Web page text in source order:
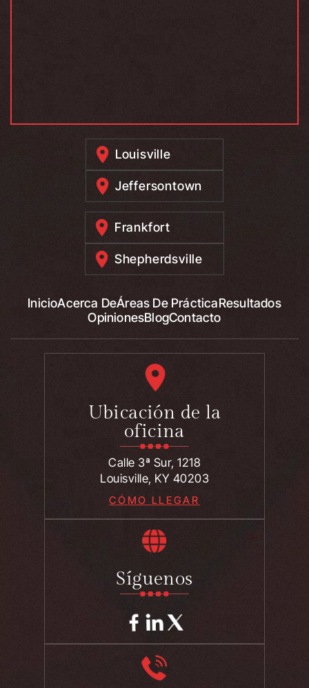
Louisville
Jeffersontown
Frankfort
Shepherdsville
InicioAcerca DeÁreas De PrácticaResultados
OpinionesBlogContacto
Ubicación de la
oficina
Calle 3ª Sur, 1218
Louisville, KY 40203
CÓMO LLEGAR
Síguenos